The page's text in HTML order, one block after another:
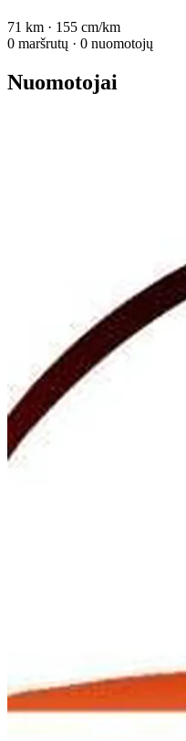
71 km · 155 cm/km
0 maršrutų · 0 nuomotojų
Nuomotojai